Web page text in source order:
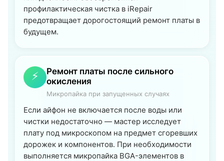
профилактическая чистка в iRepair
предотвращает дорогостоящий ремонт платы в
будущем.
⚡
Ремонт платы после сильного
окисления
Микропайка при запущенных случаях
Если айфон не включается после воды или
чистки недостаточно — мастер исследует
плату под микроскопом на предмет сгоревших
дорожек и компонентов. При необходимости
выполняется микропайка BGA-элементов в